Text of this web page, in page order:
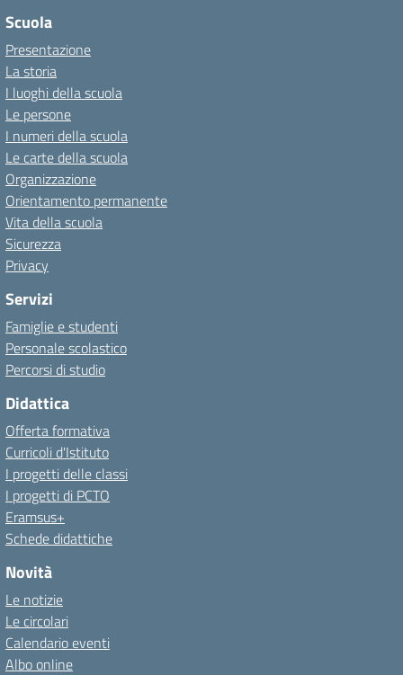
Scuola
Presentazione
La storia
I luoghi della scuola
Le persone
I numeri della scuola
Le carte della scuola
Organizzazione
Orientamento permanente
Vita della scuola
Sicurezza
Privacy
Servizi
Famiglie e studenti
Personale scolastico
Percorsi di studio
Didattica
Offerta formativa
Curricoli d'Istituto
I progetti delle classi
I progetti di PCTO
Eramsus+
Schede didattiche
Novità
Le notizie
Le circolari
Calendario eventi
Albo online